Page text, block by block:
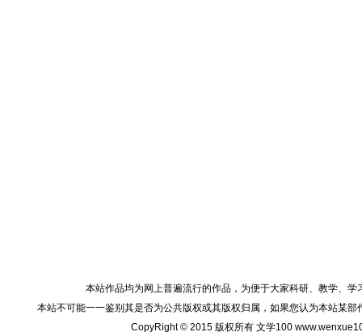
本站作品均为网上普遍流行的作品，为便于大家科研、教学、
本站不可能一一鉴别其是否为公共版权或其版权归属，如果您认为本站某
CopyRight © 2015 版权所有 文学100